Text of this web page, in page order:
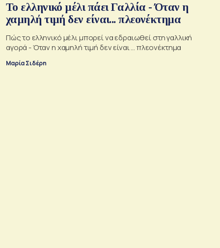
Το ελληνικό μέλι πάει Γαλλία - Όταν η
χαμηλή τιμή δεν είναι... πλεονέκτημα
Πώς το ελληνικό μέλι μπορεί να εδραιωθεί στη γαλλική
αγορά - Όταν η χαμηλή τιμή δεν είναι ... πλεονέκτημα
Μαρία Σιδέρη